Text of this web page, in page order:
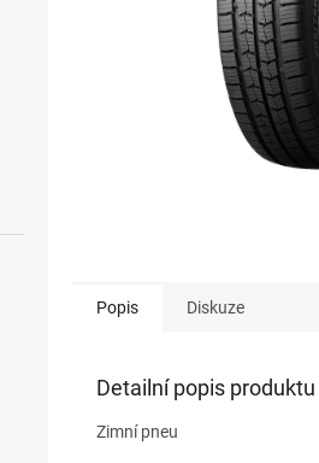
Popis Diskuze
Detailní popis produktu
Zimní pneu